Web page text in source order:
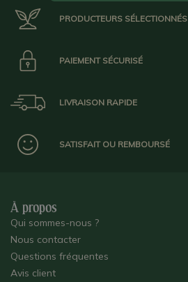
PRODUCTEURS SÉLECTIONNÉS
PAIEMENT SÉCURISÉ
LIVRAISON RAPIDE
SATISFAIT OU REMBOURSÉ
À propos
Qui sommes-nous ?
Nous contacter
Questions fréquentes
Avis client